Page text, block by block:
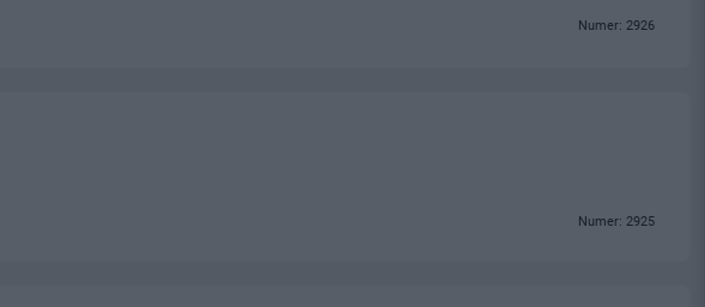
Numer: 2926
Numer: 2925